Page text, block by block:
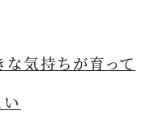
な気持ちが育って